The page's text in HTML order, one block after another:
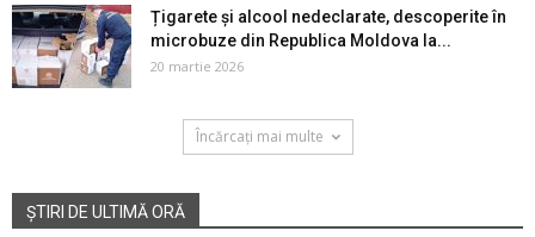
Țigarete și alcool nedeclarate, descoperite în
microbuze din Republica Moldova la...
20 martie 2026
Încărcați mai multe
ȘTIRI DE ULTIMĂ ORĂ